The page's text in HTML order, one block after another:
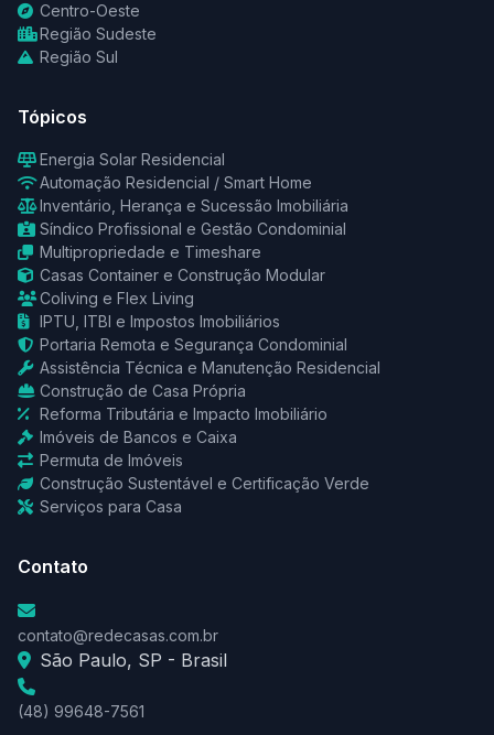
Centro-Oeste
Região Sudeste
Região Sul
Tópicos
Energia Solar Residencial
Automação Residencial / Smart Home
Inventário, Herança e Sucessão Imobiliária
Síndico Profissional e Gestão Condominial
Multipropriedade e Timeshare
Casas Container e Construção Modular
Coliving e Flex Living
IPTU, ITBI e Impostos Imobiliários
Portaria Remota e Segurança Condominial
Assistência Técnica e Manutenção Residencial
Construção de Casa Própria
Reforma Tributária e Impacto Imobiliário
Imóveis de Bancos e Caixa
Permuta de Imóveis
Construção Sustentável e Certificação Verde
Serviços para Casa
Contato
contato@redecasas.com.br
São Paulo, SP - Brasil
(48) 99648-7561